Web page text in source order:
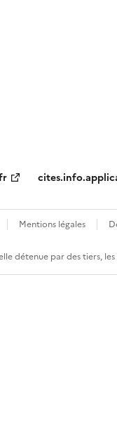
Mentions légales
détenue par des tiers,